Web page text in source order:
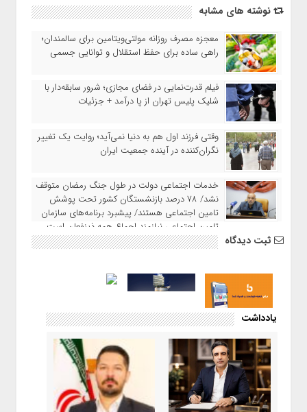
نوشته های مشابه
معجزه مصرف روزانه مولتی‌ویتامین برای سالمندان؛
راهی ساده برای حفظ استقلال و توانایی جسمی
فیلم قدرت‌نمایی در فضای مجازی؛ شرور سابقه‌دار با
شلیک پلیس تهران از پا درآمد + جزئیات
وقتی فرزند اول هم به دنیا نمی‌آید؛ روایت یک تغییر
نگران‌کننده در آینده جمعیت ایران
خدمات اجتماعی دولت در طول جنگ رمضان متوقف
نشد/ ۷۸ درصد بازنشستگان کشور تحت پوشش
تامین اجتماعی هستند/ پیشبرد برنامه‌های سازمان
تامین اجتماعی نیازمند اجماع همه ذینفعان است
ثبت دیدگاه
یادداشت